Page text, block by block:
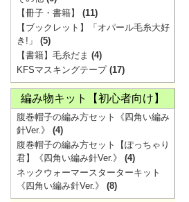
【冊子・書籍】
(11)
【ブックレット】「オパール毛糸大好
き!」
(5)
【書籍】毛糸だま (4)
KFSマスキングテープ(17)
編み物キット【初心者向け】
腹巻帽子の編み方セット《四角い編み
針Ver.》
(4)
腹巻帽子の編み方セット【ぽっちゃり
君】《四角い編み針Ver.》
(4)
ネックウォーマースターターキット
《四角い編み針Ver.》
(8)